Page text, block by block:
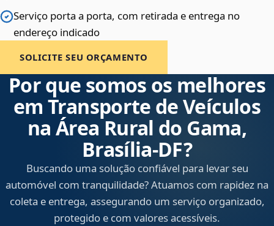
Serviço porta a porta, com retirada e entrega no
endereço indicado
SOLICITE SEU ORÇAMENTO
Por que somos os melhores
em Transporte de Veículos
na Área Rural do Gama,
Brasília‑DF?
Buscando uma solução confiável para levar seu
automóvel com tranquilidade? Atuamos com rapidez na
coleta e entrega, assegurando um serviço organizado,
protegido e com valores acessíveis.